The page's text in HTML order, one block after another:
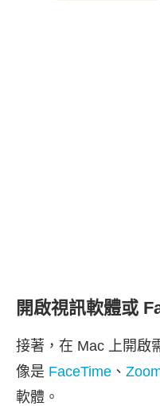
開啟視訊軟體或
接著，在 Mac 上開啟
像是 FaceTime 、
軟體。